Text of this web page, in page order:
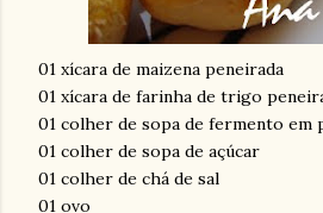
01 xícara de maizena peneirada
01 xícara de farinha de trigo
01 colher de sopa de fermento em
01 colher de sopa de açúcar
01 colher de chá de sal
01 ovo